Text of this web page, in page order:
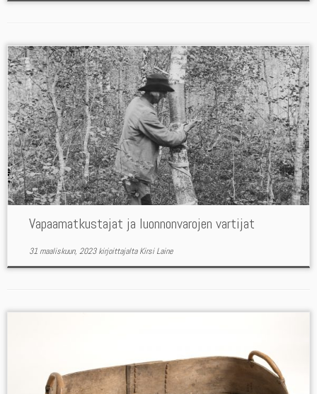
Vapaamatkustajat ja luonnonvarojen vartijat
31 maaliskuun, 2023 kirjoittajaltaKirsi Laine